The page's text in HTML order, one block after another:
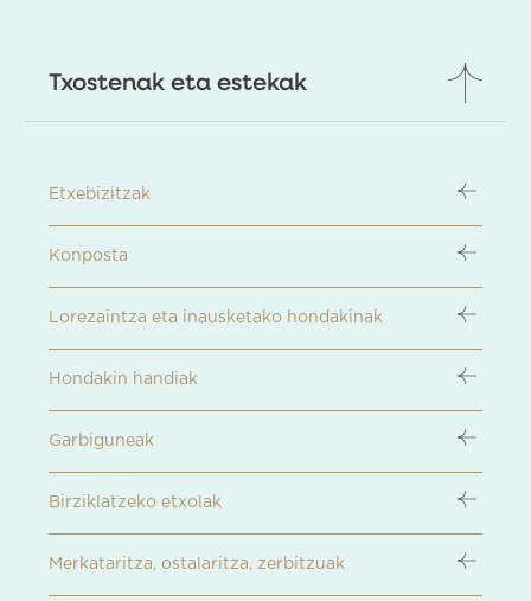
Txostenak eta estekak
Etxebizitzak
Konposta
Lorezaintza eta inausketako hondakinak
Hondakin handiak
Garbiguneak
Birziklatzeko etxolak
Merkataritza, ostalaritza, zerbitzuak